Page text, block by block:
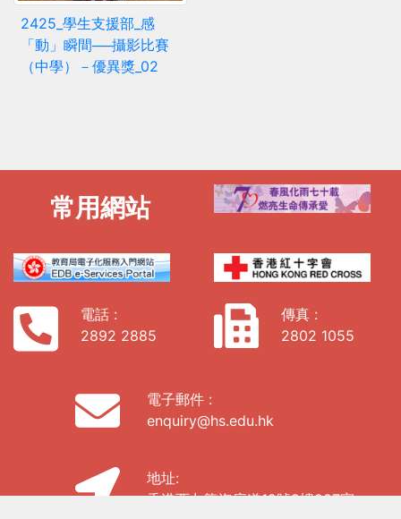
2425_學生支援部_感
「動」瞬間──攝影比賽
（中學）－優異獎_02
常用網站
電話 :
2892 2885
傳真 :
2802 1055
電子郵件 :
enquiry@hs.edu.hk
地址:
香港西九龍海庭道19號9樓907室